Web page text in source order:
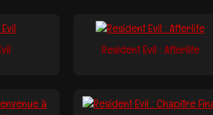
Resident Evil : Afterlife